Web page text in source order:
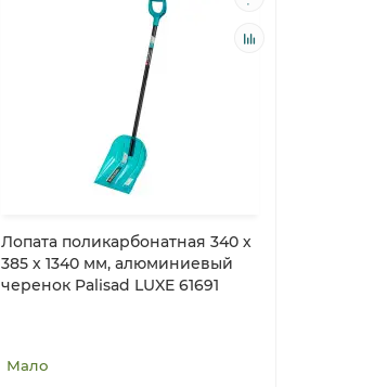
Лопата поликарбонатная 340 х
385 х 1340 мм, алюминиевый
черенок Palisad LUXE 61691
Мало